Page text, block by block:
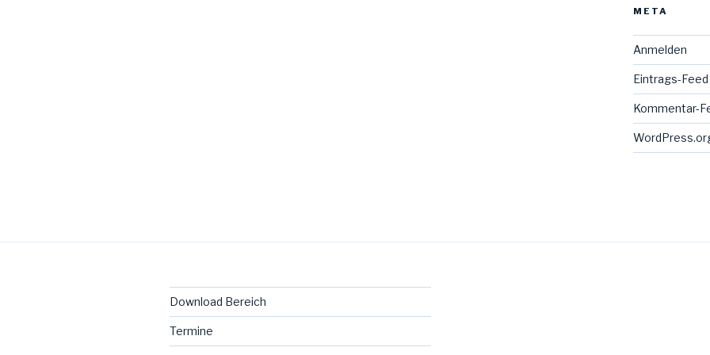
META
Anmelden
Eintrags-Feed
Kommentar-
Download Bereich
Termine